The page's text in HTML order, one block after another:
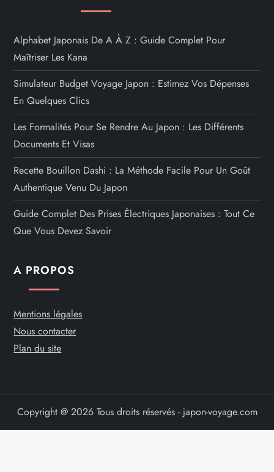
Alphabet Japonais De A À Z : Guide Complet Pour
Maîtriser Les Kana
Simulateur Budget Voyage Japon : Estimez Vos Dépenses
En Quelques Clics
Les Formalités Pour Se Rendre Au Japon : Les Différents
Documents Et Visas
Recette Bouillon Dashi : La Méthode Facile Pour Un Goût
Authentique Venu Du Japon
Guide Complet Des Prises Électriques Japonaises : Tout Ce
Que Vous Devez Savoir
A PROPOS
Mentions légales
Nous contacter
Plan du site
Copyright @ 2026 Tous droits réservés - japon-voyage.com